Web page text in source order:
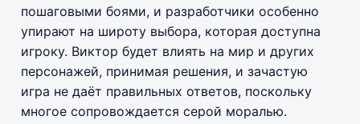
пошаговыми боями, и разработчики особенно
упирают на широту выбора, которая доступна
игроку. Виктор будет влиять на мир и других
персонажей, принимая решения, и зачастую
игра не даёт правильных ответов, поскольку
многое сопровождается серой моралью.